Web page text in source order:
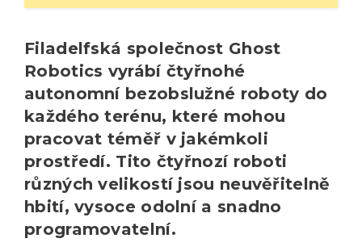
Filadelfská společnost Ghost
Robotics vyrábí čtyřnohé
autonomní bezobslužné roboty do
každého terénu, které mohou
pracovat téměř v jakémkoli
prostředí. Tito čtyřnozí roboti
různých velikostí jsou neuvěřitelně
hbití, vysoce odolní a snadno
programovatelní.